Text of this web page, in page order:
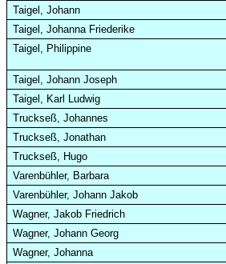
Taigel, Johann
Taigel, Johanna Friederike
Taigel, Philippine
Taigel, Johann Joseph
Taigel, Karl Ludwig
Truckseß, Johannes
Truckseß, Jonathan
Truckseß, Hugo
Varenbühler, Barbara
Varenbühler, Johann Jakob
Wagner, Jakob Friedrich
Wagner, Johann Georg
Wagner, Johanna